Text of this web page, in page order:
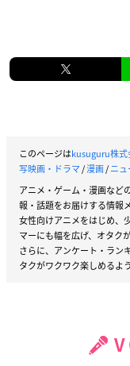
このページはkusuguru株式
写映画・ドラマ/漫画/ニュ
アニメ・ゲーム・漫画など
報・話題をお届けする情報
女性向けアニメをはじめ、
マーにも幅を広げ、オタク
さらに、アンケート・ラン
タクがワクワク楽しめるよ